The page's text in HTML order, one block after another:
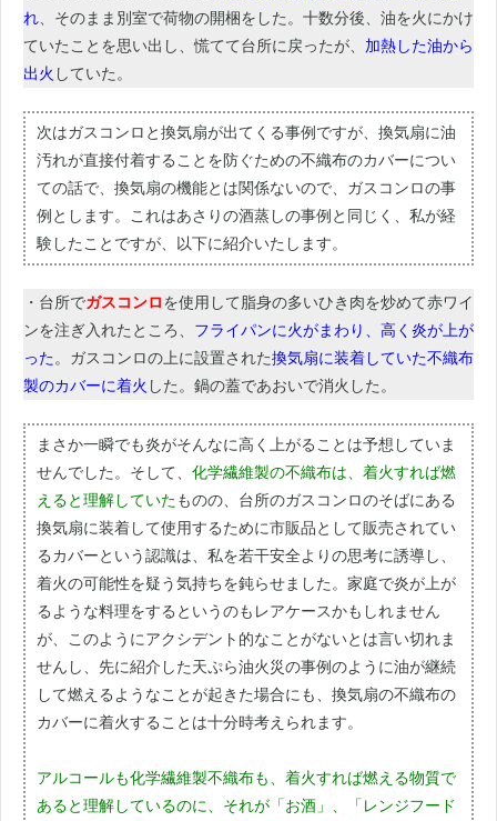
れ 、そのまま別室で荷物の開梱をした。十数分後、油を火にかけ
ていたことを思い出し、慌てて台所に戻ったが、 加熱した油から
出火 していた。
次はガスコンロと換気扇が出てくる事例ですが、換気扇に油
汚れが直接付着することを防ぐための不織布のカバーについ
ての話で、換気扇の機能とは関係ないので、ガスコンロの事
例とします。これはあさりの酒蒸しの事例と同じく、私が経
験したことですが、以下に紹介いたします。
・台所でガスコンロを使用して脂身の多いひき肉を炒めて赤ワイ
ンを注ぎ入れたところ、 フライパンに火がまわり、高く炎が上が
った。ガスコンロの上に設置された換気扇に装着していた不織布
製のカバーに着火 した。鍋の蓋であおいで消火した。
まさか一瞬でも炎がそんなに高く上がることは予想していま
せんでした。そして、 化学繊維製の不織布は、着火すれば燃
えると理解していたものの、台所のガスコンロのそばにある
換気扇に装着して使用するために市販品として販売されてい
るカバーという認識は、私を若干安全よりの思考に誘導し、
着火の可能性を疑う気持ちを鈍らせました。家庭で炎が上が
るような料理をするというのもレアケースかもしれません
が、このようにアクシデント的なことがないとは言い切れま
せんし、先に紹介した天ぷら油火災の事例のように油が継続
して燃えるようなことが起きた場合にも、換気扇の不織布の
カバーに着火することは十分時考えられます。
アルコールも化学繊維製不織布も、着火すれば燃える物質で
あると理解しているのに、それが「お酒」、「レンジフード